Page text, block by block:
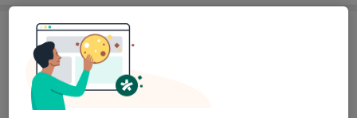
Busque em outras clínicas
O que está procurando?
Urologista